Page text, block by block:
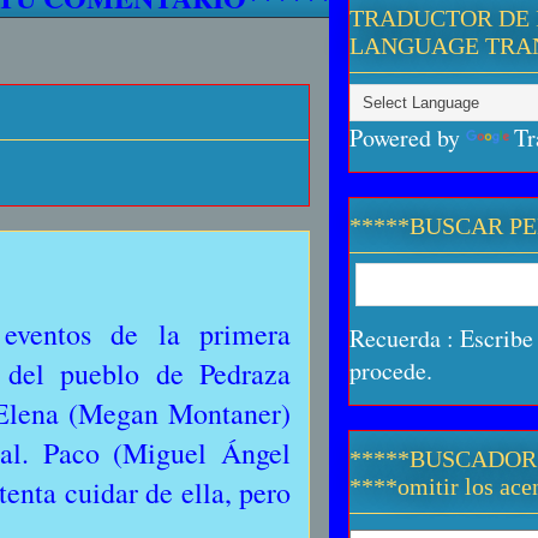
de la primera
pueblo de Pedraza
(Megan Montaner)
Paco (Miguel Ángel
cuidar de ella, pero
TRADUCTOR
LANGUAGE
Powered by
*****BUSCAR
Recuerda :
procede.
****omitir los